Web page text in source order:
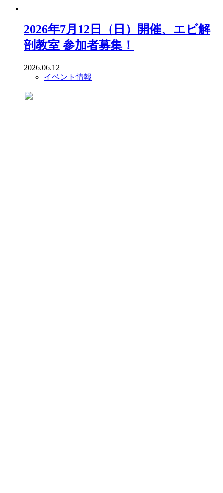
2026年7月12日（日）開催、エビ解
剖教室 参加者募集！
2026.06.12
イベント情報